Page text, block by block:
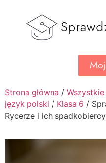
Strona główna /
język polski / Klasa 6 /
Rycerze i ich spadkobiercy.